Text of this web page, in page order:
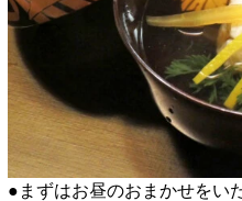
●まずはお昼のおまかせをい